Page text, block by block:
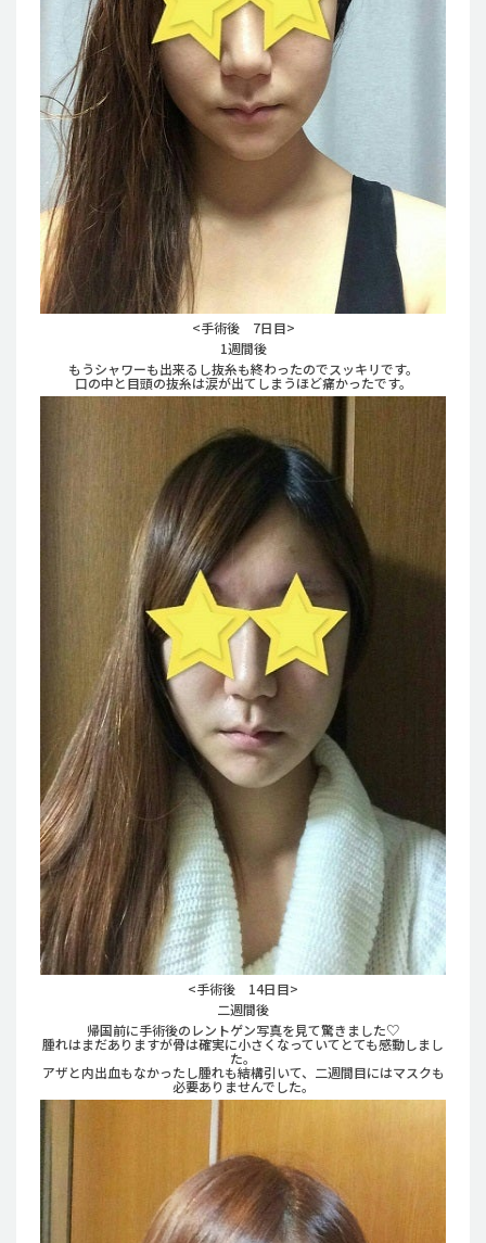
<手術後 7日目>
1週間後
もうシャワーも出来るし抜糸も終わったのでスッキリです。
口の中と目頭の抜糸は涙が出てしまうほど痛かったです。
<手術後 14日目>
二週間後
帰国前に手術後のレントゲン写真を見て驚きました♡
腫れはまだありますが骨は確実に小さくなっていてとても感動しまし
た。
アザと内出血もなかったし腫れも結構引いて、二週間目にはマスクも
必要ありませんでした。